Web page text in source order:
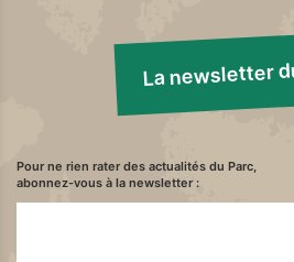
La newsletter
Pour ne rien rater des actualités du Parc,
abonnez-vous à la newsletter :